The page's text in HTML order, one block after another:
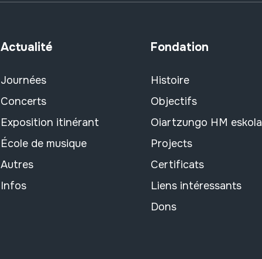
Actualité
Journées
Concerts
Exposition itinérant
École de musique
Autres
Infos
Fondation
Histoire
Objectifs
Oiartzungo HM eskola
Projects
Certificats
Liens intéressants
Dons